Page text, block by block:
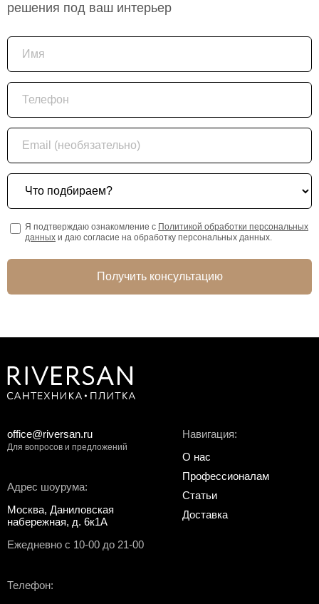
решения под ваш интерьер
Имя
Телефон
Email (необязательно)
Что подбираем?
Я подтверждаю ознакомление с Политикой обработки персональных
данных и даю согласие на обработку персональных данных.
Получить консультацию
Адрес шоурума:
Москва, Даниловская
набережная, д. 6к1А
Ежедневно с 10-00 до 21-00
Телефон:
Навигация:
О нас
Профессионалам
Статьи
Доставка
office@riversan.ru
Для вопросов и предложений